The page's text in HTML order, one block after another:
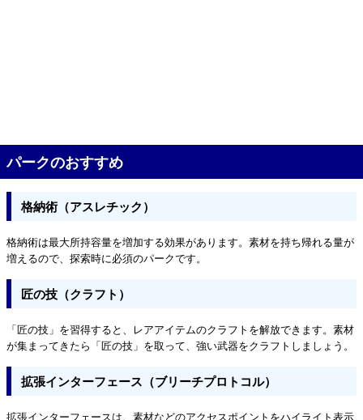
パークのおすすめ
格納術（アスレチック）
格納術は最大所持容量を増加する効果があります。素材を持ち帰れる量が
増えるので、探索時に必須のパークです。
匠の技（クラフト）
「匠の技」を習得すると、レアアイテムのクラフトを解放できます。素材
が集まってきたら「匠の技」を取って、強い武器をクラフトしましょう。
拡張インターフェース（ブリーチプロトコル）
拡張インターフェースは、素材などのアクセスポイントをハイライト表示